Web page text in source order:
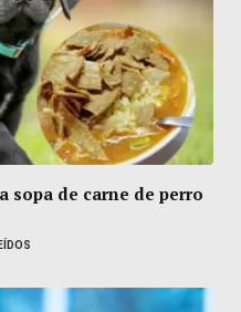
sopa de carne de perro